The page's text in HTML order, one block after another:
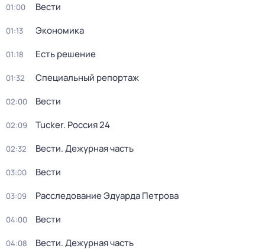
01:00 Вести
01:13 Экономика
01:18 Есть решение
01:32 Специальный репортаж
02:00 Вести
02:09 Tucker. Россия 24
02:32 Вести. Дежурная часть
03:00 Вести
03:09 Расследование Эдуарда Петрова
04:00 Вести
04:08 Вести. Дежурная часть